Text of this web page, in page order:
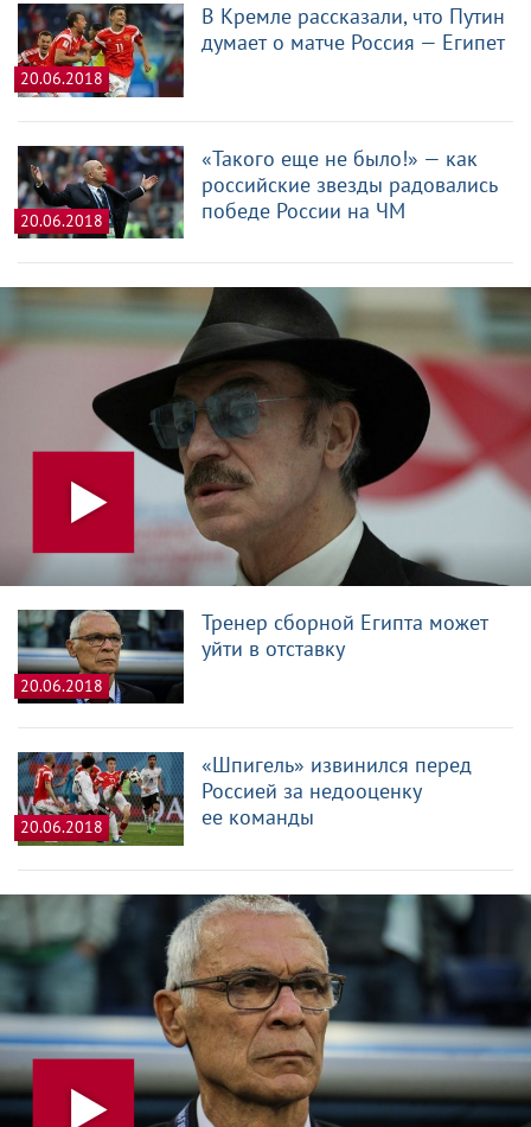
20.06.2018
В Кремле рассказали, что Путин
думает о матче Россия — Египет
20.06.2018
«Такого еще не было!» — как
российские звезды радовались
победе России на ЧМ
20.06.2018
Тренер сборной Египта может
уйти в отставку
20.06.2018
«Шпигель» извинился перед
Россией за недооценку
ее команды